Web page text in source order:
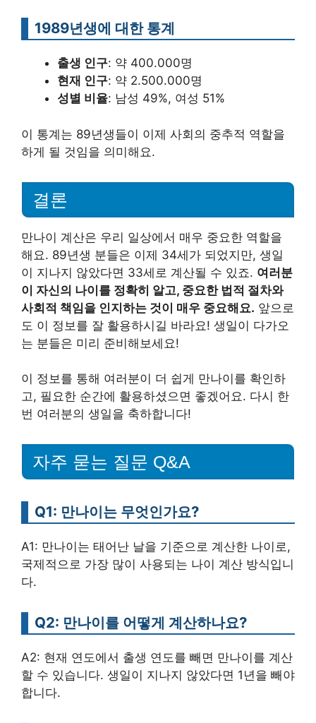
1989년생에 대한 통계
출생 인구: 약 400.000명
현재 인구: 약 2.500.000명
성별 비율: 남성 49%, 여성 51%
이 통계는 89년생들이 이제 사회의 중추적 역할을
하게 될 것임을 의미해요.
결론
만나이 계산은 우리 일상에서 매우 중요한 역할을
해요. 89년생 분들은 이제 34세가 되었지만, 생일
이 지나지 않았다면 33세로 계산될 수 있죠. 여러분
이 자신의 나이를 정확히 알고, 중요한 법적 절차와
사회적 책임을 인지하는 것이 매우 중요해요. 앞으로
도 이 정보를 잘 활용하시길 바라요! 생일이 다가오
는 분들은 미리 준비해보세요!
이 정보를 통해 여러분이 더 쉽게 만나이를 확인하
고, 필요한 순간에 활용하셨으면 좋겠어요. 다시 한
번 여러분의 생일을 축하합니다!
자주 묻는 질문 Q&A
Q1: 만나이는 무엇인가요?
A1: 만나이는 태어난 날을 기준으로 계산한 나이로,
국제적으로 가장 많이 사용되는 나이 계산 방식입니
다.
Q2: 만나이를 어떻게 계산하나요?
A2: 현재 연도에서 출생 연도를 빼면 만나이를 계산
할 수 있습니다. 생일이 지나지 않았다면 1년을 빼야
합니다.